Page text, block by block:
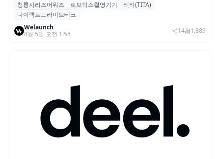
청룡시리즈어워즈 레드카펫에 등장한 바퀴
형 이족 보행 로봇 ‘티타(TITA)’
청룡시리즈어워즈 로보틱스촬영기기
티타(TITA)
다이렉트드라이브테크
Welaunch
8월 5일 오전 1:58
14 1,889